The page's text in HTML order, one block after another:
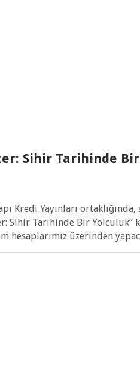
Sihir Tarihinde
Kredi Yayınları
Sihir Tarihinde Bir Yolculuk“
hesaplarımız üzerinden